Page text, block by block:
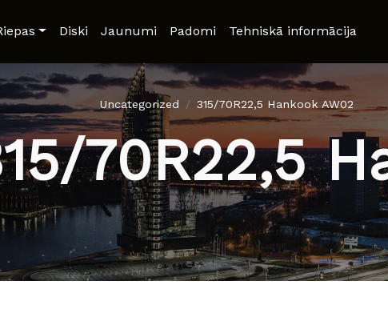
Diski Jaunumi Padomi Tehniskā informācija
Uncategorized 315/70R22,5 Hankook AW02
70R22,5